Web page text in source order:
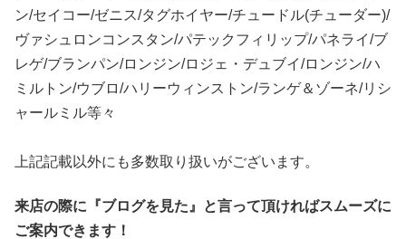
ン/セイコー/ゼニス/タグホイヤー/チュードル(チューダー)/
ヴァシュロンコンスタン/パテックフィリップ/パネライ/ブ
レゲ/ブランパン/ロンジン/ロジェ・デュブイ/ロンジン/ハ
ミルトン/ウブロ/ハリーウィンストン/ランゲ＆ゾーネ/リシ
ャールミル等々
上記記載以外にも多数取り扱いがございます。
来店の際に『ブログを見た』と言って頂ければスムーズに
ご案内できます！